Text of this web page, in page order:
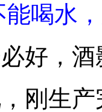
喝水
好，
刚生